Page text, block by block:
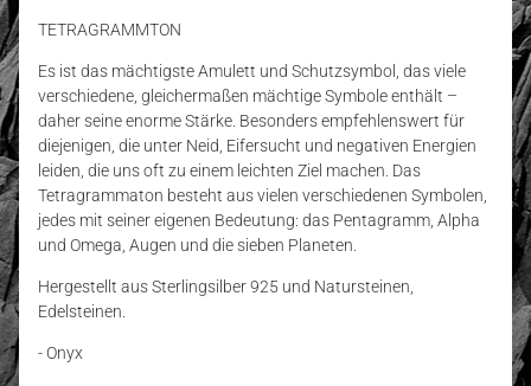
TETRAGRAMMTON
Es ist das mächtigste Amulett und Schutzsymbol, das viele
verschiedene, gleichermaßen mächtige Symbole enthält –
daher seine enorme Stärke. Besonders empfehlenswert für
diejenigen, die unter Neid, Eifersucht und negativen Energien
leiden, die uns oft zu einem leichten Ziel machen. Das
Tetragrammaton besteht aus vielen verschiedenen Symbolen,
jedes mit seiner eigenen Bedeutung: das Pentagramm, Alpha
und Omega, Augen und die sieben Planeten.
Hergestellt aus Sterlingsilber 925 und Natursteinen,
Edelsteinen.
- Onyx